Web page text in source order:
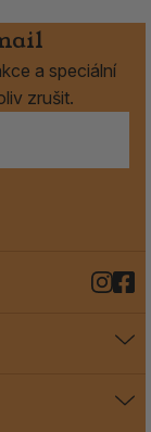
a speciální
zrušit.